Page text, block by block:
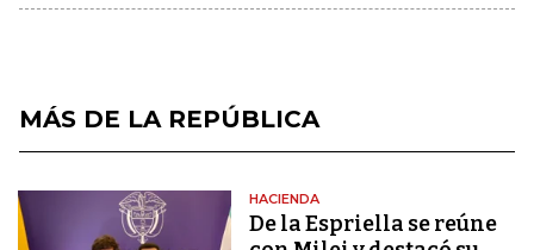
MÁS DE LA REPÚBLICA
HACIENDA
De la Espriella se reúne